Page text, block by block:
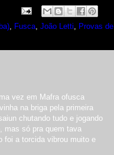
, Fusca, João Letti, Provas de
vez em Mafra ofusca
na briga pela primeira
chutando tudo e jogando
mas só pra quem tava
foi a torcida vibrou muito e